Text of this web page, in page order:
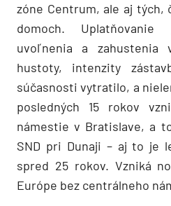
zóne Centrum, ale aj tých,
domoch. Uplatňovanie
uvoľnenia a zahustenia
hustoty, intenzity
súčasnosti vytratilo, a
posledných 15 rokov
námestie v Bratislave, a
SND pri Dunaji – aj to je
spred 25 rokov. Vzniká
Európe bez centrálneho